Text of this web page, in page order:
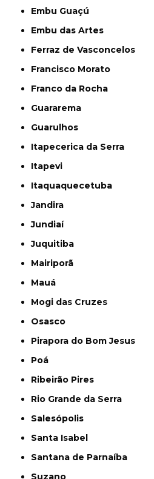
Embu Guaçú
Embu das Artes
Ferraz de Vasconcelos
Francisco Morato
Franco da Rocha
Guararema
Guarulhos
Itapecerica da Serra
Itapevi
Itaquaquecetuba
Jandira
Jundiaí
Juquitiba
Mairiporã
Mauá
Mogi das Cruzes
Osasco
Pirapora do Bom Jesus
Poá
Ribeirão Pires
Rio Grande da Serra
Salesópolis
Santa Isabel
Santana de Parnaíba
Suzano